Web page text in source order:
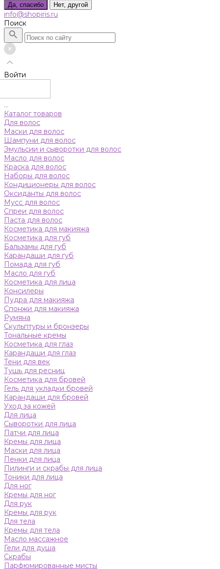
Да, спасибо Нет, другой
info@shopiris.ru
Поиск
Войти
...
Каталог товаров
Для волос
Маски для волос
Шампуни для волос
Эмульсии и сыворотки для волос
Масло для волос
Краска для волос
Наборы для волос
Кондиционеры для волос
Оксиданты для волос
Мусс для волос
Спреи для волос
Паста для волос
Косметика для макияжа
Косметика для губ
Бальзамы для губ
Карандаши для губ
Помада для губ
Масло для губ
Косметика для лица
Консилеры
Пудра для макияжа
Спонжи для макияжа
Румяна
Скульптуры и бронзеры
Тональные кремы
Косметика для глаз
Карандаши для глаз
Тени для век
Тушь для ресниц
Косметика для бровей
Гель для укладки бровей
Карандаши для бровей
Уход за кожей
Для лица
Сыворотки для лица
Патчи для лица
Кремы для лица
Маски для лица
Пенки для лица
Пилинги и скрабы для лица
Тоники для лица
Для ног
Кремы для ног
Для рук
Кремы для рук
Для тела
Кремы для тела
Масло массажное
Гели для душа
Скрабы
Парфюмированные мисты